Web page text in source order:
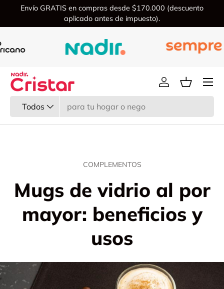
Ir al contenido
Envío GRATIS en compras desde $170.000 (descuento
aplicado antes de impuesto).
Todos
Iniciar sesión
Cesta
Menú
COMPLEMENTOS
Mugs de vidrio al por
mayor: beneficios y
usos